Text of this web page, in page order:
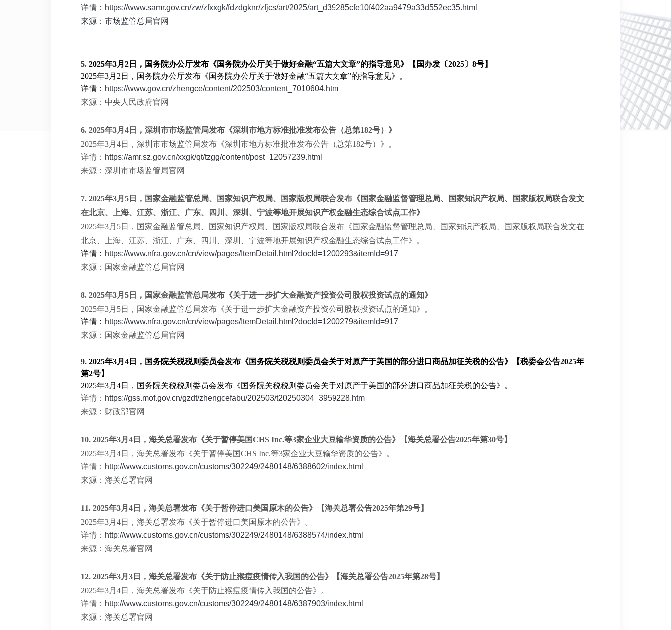
详情： https://www.samr.gov.cn/zw/zfxxgk/fdzdgknr/zfjcs/art/2025/art_d39285cfe10f402aa9479a33d552ec35.html
来源：市场监管总局官网
5. 2025年3月2日，国务院办公厅发布《国务院办公厅关于做好金融“五篇大文章”的指导意见》【国办发〔2025〕8号】
2025年3月2日，国务院办公厅发布《国务院办公厅关于做好金融“五篇大文章”的指导意见》。
详情： https://www.gov.cn/zhengce/content/202503/content_7010604.htm
来源：中央人民政府官网
6. 2025年3月4日，深圳市市场监管局发布《深圳市地方标准批准发布公告（总第182号）》
2025年3月4日，深圳市市场监管局发布《深圳市地方标准批准发布公告（总第182号）》。
详情： https://amr.sz.gov.cn/xxgk/qt/tzgg/content/post_12057239.html
来源：深圳市市场监管局官网
7. 2025年3月5日，国家金融监管总局、国家知识产权局、国家版权局联合发布《国家金融监督管理总局、国家知识产权局、国家版权局联合发文
在北京、上海、江苏、浙江、广东、四川、深圳、宁波等地开展知识产权金融生态综合试点工作》
2025年3月5日，国家金融监管总局、国家知识产权局、国家版权局联合发布《国家金融监督管理总局、国家知识产权局、国家版权局联合发文在
北京、上海、江苏、浙江、广东、四川、深圳、宁波等地开展知识产权金融生态综合试点工作》。
详情： https://www.nfra.gov.cn/cn/view/pages/ItemDetail.html?docId=1200293&itemId=917
来源：国家金融监管总局官网
8. 2025年3月5日，国家金融监管总局发布《关于进一步扩大金融资产投资公司股权投资试点的通知》
2025年3月5日，国家金融监管总局发布《关于进一步扩大金融资产投资公司股权投资试点的通知》。
详情： https://www.nfra.gov.cn/cn/view/pages/ItemDetail.html?docId=1200279&itemId=917
来源：国家金融监管总局官网
9. 2025年3月4日，国务院关税税则委员会发布《国务院关税税则委员会关于对原产于美国的部分进口商品加征关税的公告》【税委会公告2025年
第2号】
2025年3月4日，国务院关税税则委员会发布《国务院关税税则委员会关于对原产于美国的部分进口商品加征关税的公告》。
详情： https://gss.mof.gov.cn/gzdt/zhengcefabu/202503/t20250304_3959228.htm
来源：财政部官网
10. 2025年3月4日，海关总署发布《关于暂停美国CHS Inc.等3家企业大豆输华资质的公告》【海关总署公告2025年第30号】
2025年3月4日，海关总署发布《关于暂停美国CHS Inc.等3家企业大豆输华资质的公告》。
详情： http://www.customs.gov.cn/customs/302249/2480148/6388602/index.html
来源：海关总署官网
11. 2025年3月4日，海关总署发布《关于暂停进口美国原木的公告》【海关总署公告2025年第29号】
2025年3月4日，海关总署发布《关于暂停进口美国原木的公告》。
详情： http://www.customs.gov.cn/customs/302249/2480148/6388574/index.html
来源：海关总署官网
12. 2025年3月3日，海关总署发布《关于防止猴痘疫情传入我国的公告》【海关总署公告2025年第28号】
2025年3月4日，海关总署发布《关于防止猴痘疫情传入我国的公告》。
详情： http://www.customs.gov.cn/customs/302249/2480148/6387903/index.html
来源：海关总署官网